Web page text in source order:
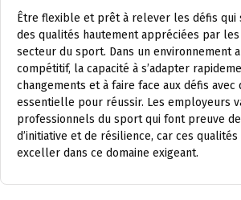
Être flexible et prêt à relever les défis qui
des qualités hautement appréciées par
secteur du sport. Dans un environnement
compétitif, la capacité à s’adapter
changements et à faire face aux défis
essentielle pour réussir. Les employeurs
professionnels du sport qui font preuve
d’initiative et de résilience, car ces
exceller dans ce domaine exigeant.